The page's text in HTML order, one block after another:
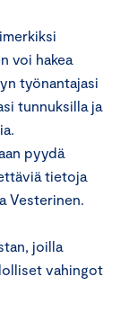
voi hakea
työnantajasi
tunnuksilla ja
pyydä
tietoja
Vesterinen.
joilla
vahingot